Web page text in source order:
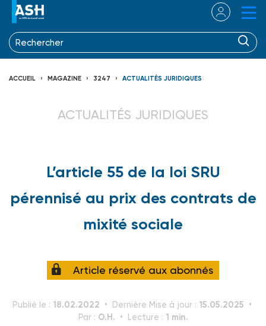
ACCUEIL MAGAZINE 3247 ACTUALITÉS JURIDIQUES
ACTUALITÉS JURIDIQUES
L’article 55 de la loi SRU
pérennisé au prix des contrats de
mixité sociale
Article réservé aux abonnés
Publié le : 18.02.2022 Dernière Mise à jour : 15.05.2025
Par : O.H. Lecture : 1 min.